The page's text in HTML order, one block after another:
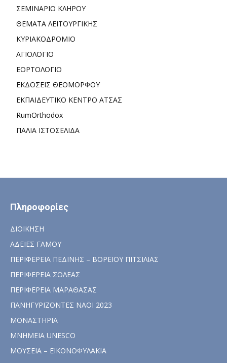
ΣΕΜΙΝΑΡΙΟ ΚΛΗΡΟΥ
ΘΕΜΑΤΑ ΛΕΙΤΟΥΡΓΙΚΗΣ
ΚΥΡΙΑΚΟΔΡΟΜΙΟ
ΑΓΙΟΛΟΓΙΟ
ΕΟΡΤΟΛΟΓΙΟ
ΕΚΔΟΣΕΙΣ ΘΕΟΜΟΡΦΟΥ
ΕΚΠΑΙΔΕΥΤΙΚΟ ΚΕΝΤΡΟ ΑΤΣΑΣ
RumOrthodox
ΠΑΛΙΑ ΙΣΤΟΣΕΛΙΔΑ
Πληροφορίες
ΔΙΟΙΚΗΣΗ
ΑΔΕΙΕΣ ΓΑΜΟΥ
ΠΕΡΙΦΕΡΕΙΑ ΠΕΔΙΝΗΣ – ΒΟΡΕΙΟΥ ΠΙΤΣΙΛΙΑΣ
ΠΕΡΙΦΕΡΕΙΑ ΣΟΛΕΑΣ
ΠΕΡΙΦΕΡΕΙΑ ΜΑΡΑΘΑΣΑΣ
ΠΑΝΗΓΥΡΙΖΟΝΤΕΣ ΝΑΟΙ 2023
ΜΟΝΑΣΤΗΡΙΑ
ΜΝΗΜΕΙΑ UNESCO
ΜΟΥΣΕΙΑ – ΕΙΚΟΝΟΦΥΛΑΚΙΑ